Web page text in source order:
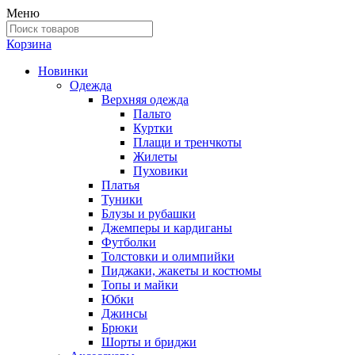
Меню
Корзина
Новинки
Одежда
Верхняя одежда
Пальто
Куртки
Плащи и тренчкоты
Жилеты
Пуховики
Платья
Туники
Блузы и рубашки
Джемперы и кардиганы
Футболки
Толстовки и олимпийки
Пиджаки, жакеты и костюмы
Топы и майки
Юбки
Джинсы
Брюки
Шорты и бриджи